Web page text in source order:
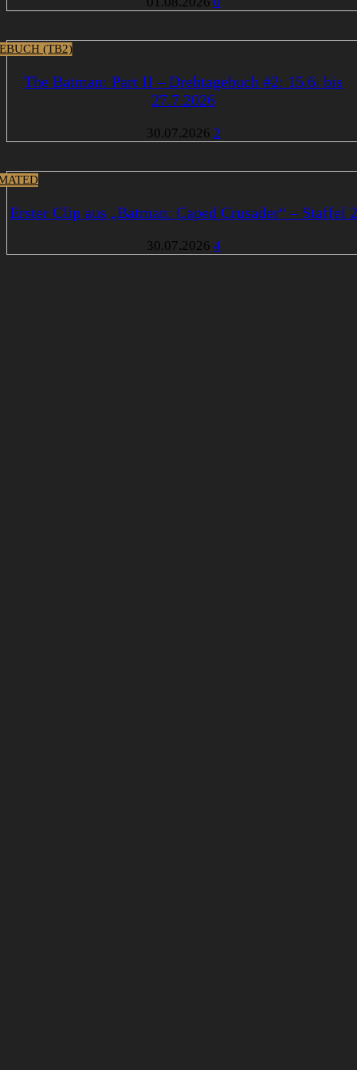
(TB2)
The Batman: Part II – Drehtagebuch #2: 15.6. bis
27.7.2026
30.07.2026 2
Erster Clip aus „Batman: Caped Crusader“ – Staffel 2
30.07.2026 4